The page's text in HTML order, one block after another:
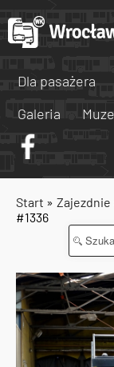
Dla pasażera
Galeria
Start » Zajezdnie
#1336